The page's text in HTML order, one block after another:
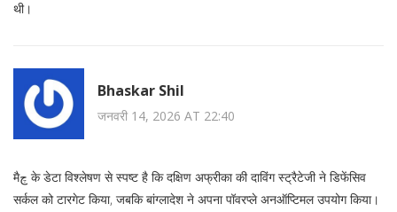
थी।
Bhaskar Shil
जनवरी 14, 2026 AT 22:40
मैچ के डेटा विश्लेषण से स्पष्ट है कि दक्षिण अफ्रीका की दाविंग स्ट्रैटेजी ने डिफेंसिव
सर्कल को टारगेट किया, जबकि बांग्लादेश ने अपना पॉवरप्ले अनऑप्टिमल उपयोग किया।